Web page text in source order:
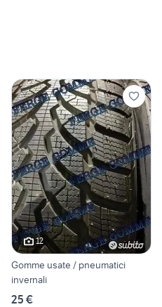
12
Gomme usate / pneumatici
invernali
25 €